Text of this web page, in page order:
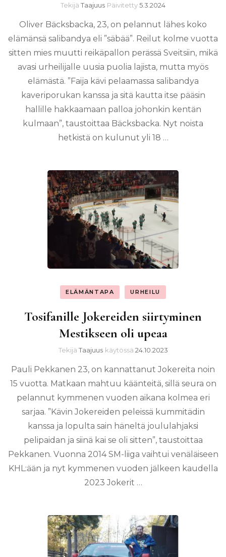
Tekijä Taajuus Päivitetty5.3.2024
Oliver Bäcksbacka, 23, on pelannut lähes koko
elämänsä salibandya eli ”säbää”. Reilut kolme vuotta
sitten mies muutti reikäpallon perässä Sveitsiin, mikä
avasi urheilijalle uusia puolia lajista, mutta myös
elämästä. ”Faija kävi pelaamassa salibandya
kaveriporukan kanssa ja sitä kautta itse pääsin
hallille hakkaamaan palloa johonkin kentän
kulmaan”, taustoittaa Bäcksbacka. Nyt noista
hetkistä on kulunut yli 18 …
ELÄMÄNTAPA URHEILU
Tosifanille Jokereiden siirtyminen
Mestikseen oli upeaa
Tekijä Taajuus käytössä 24.10.2023
Pauli Pekkanen 23, on kannattanut Jokereita noin
15 vuotta. Matkaan mahtuu käänteitä, sillä seura on
pelannut kymmenen vuoden aikana kolmea eri
sarjaa. ”Kävin Jokereiden peleissä kummitädin
kanssa ja lopulta sain häneltä joululahjaksi
pelipaidan ja siinä kai se oli sitten”, taustoittaa
Pekkanen. Vuonna 2014 SM-liiga vaihtui venäläiseen
KHL:ään ja nyt kymmenen vuoden jälkeen kaudella
2023 Jokerit …